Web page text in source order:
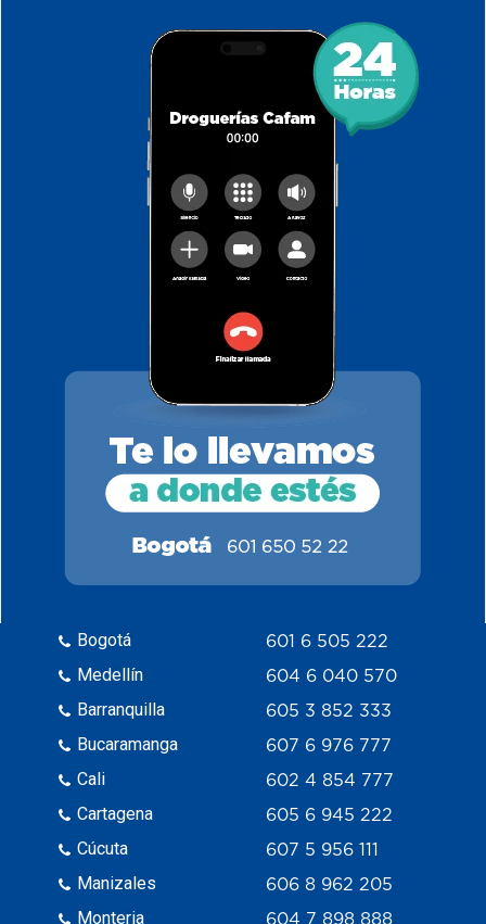
Bogotá
Medellín
Barranquilla
Bucaramanga
Cali
Cartagena
Cúcuta
Manizales
Monteria
601 6 505 222
604 6 040 570
605 3 852 333
607 6 976 777
602 4 854 777
605 6 945 222
607 5 956 111
606 8 962 205
604 7 898 888